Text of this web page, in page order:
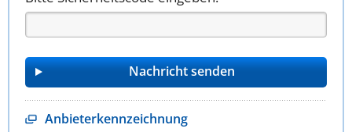
Anbieterkennzeichnung